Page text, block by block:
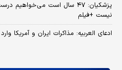
پزشکیان: ۴۷ سال است
نیست +فیلم
ادعای العربیه: مذاکرات ایران و آمریکا